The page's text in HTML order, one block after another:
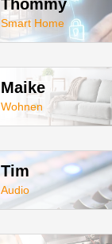
Thommy
Smart Home
Maike
Wohnen
Tim
Audio